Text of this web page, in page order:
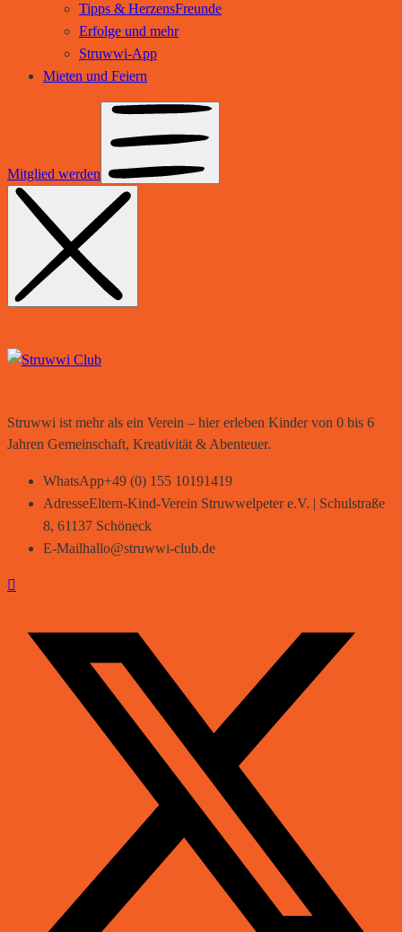
Tipps & HerzensFreunde
Erfolge und mehr
Struwwi-App
Mieten und Feiern
Mitglied werden
Struwwi ist mehr als ein Verein – hier erleben Kinder von 0 bis 6
Jahren Gemeinschaft, Kreativität & Abenteuer.
WhatsApp+49 (0) 155 10191419
AdresseEltern-Kind-Verein Struwwelpeter e.V. | Schulstraße
8, 61137 Schöneck
E-Mailhallo@struwwi-club.de